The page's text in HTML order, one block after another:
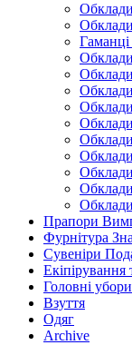
Прапори
Фурнітура
Сувеніри
Головні убори
Взуття
Одяг
Archive